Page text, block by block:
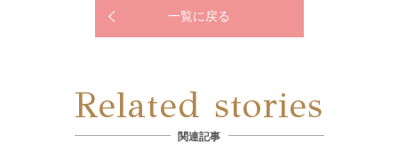
一覧に戻る
Related stories
関連記事